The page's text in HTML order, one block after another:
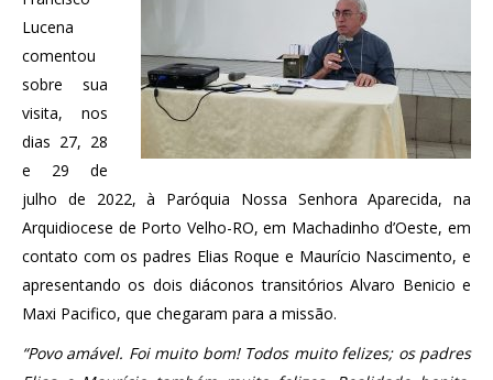
Lucena
comentou
sobre sua
visita, nos
dias 27, 28
e 29 de
julho de 2022, à Paróquia Nossa Senhora Aparecida, na
Arquidiocese de Porto Velho-RO, em Machadinho d’Oeste, em
contato com os padres Elias Roque e Maurício Nascimento, e
apresentando os dois diáconos transitórios Alvaro Benicio e
Maxi Pacifico, que chegaram para a missão.
“Povo amável. Foi muito bom! Todos muito felizes; os padres